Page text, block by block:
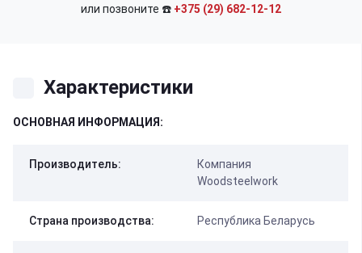
или позвоните ☎️ +375 (29) 682-12-12
Характеристики
ОСНОВНАЯ ИНФОРМАЦИЯ:
Производитель:
Компания
Woodsteelwork
Страна производства: Республика Беларусь